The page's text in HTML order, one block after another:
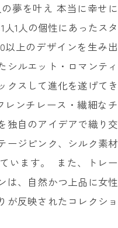
夢を叶え 本当に幸せに
1人の個性にあったスタ
以上のデザインを生み出
シルエット・ロマンティ
クスして進化を遂げてき
レンチレース・繊細なチ
独自のアイデアで織り交
ージピンク、シルク素材
います。 また、トレー
は、自然かつ上品に女性
が反映されたコレクショ